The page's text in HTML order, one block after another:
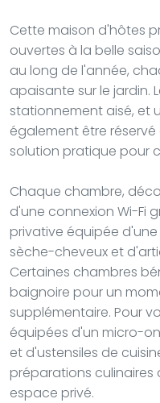
Cette maison d'hôtes
ouvertes à la belle
au long de l'année,
apaisante sur le jardin.
stationnement aisé, et
également être
solution pratique pour
Chaque chambre,
d'une connexion Wi-Fi
privative équipée
sèche-cheveux et
Certaines chambres
baignoire pour un
supplémentaire. Pour
équipées d'un micro-
et d'ustensiles de
préparations
espace privé.